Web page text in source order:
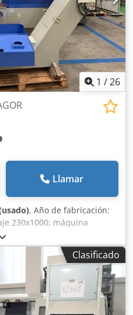
1 /26
Llamar
, Año de fabricación:
230x1000; máquina
ajuste general, y
del eje Z y cojinetes del
58 mm. control CNC
2007. incluye: Cjdpfx Aov
transportador de
CAPTO C4. serie
mordazas. manuales y
Clasificado